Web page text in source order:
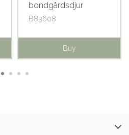
bondgårdsdjur
B83608
Buy